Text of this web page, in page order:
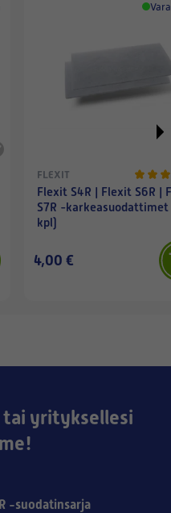
FLEXIT
Flexit S4R | Flexit S6R |
S7R -karkeasuodattimet
kpl)
4,00 €
yrityksellesi
-suodatinsarja